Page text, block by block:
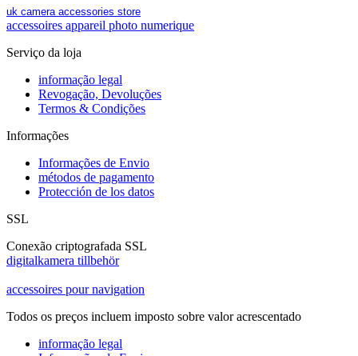
uk camera accessories store
accessoires appareil photo numerique
Serviço da loja
informação legal
Revogação, Devoluções
Termos & Condições
Informações
Informações de Envio
métodos de pagamento
Protección de los datos
SSL
Conexão criptografada SSL
digitalkamera tillbehör
accessoires pour navigation
Todos os preços incluem imposto sobre valor acrescentado
informação legal